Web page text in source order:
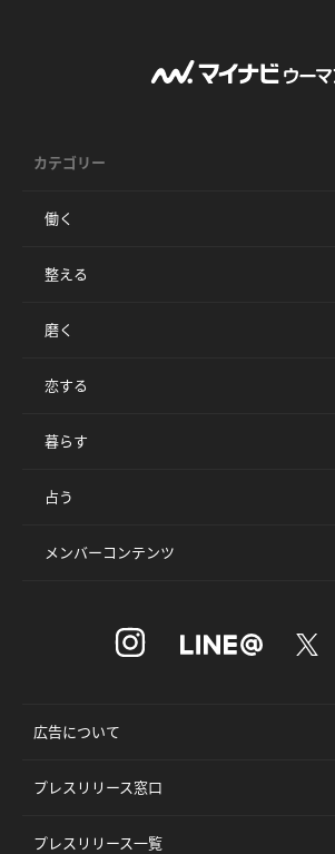
カテゴリー
働く
整える
磨く
恋する
暮らす
占う
メンバーコンテンツ
広告について
プレスリリース窓口
プレスリリース一覧